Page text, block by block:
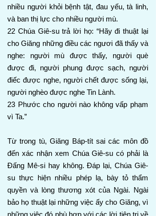
nhiều người khỏi bệnh tật, đau yếu, tà linh,
và ban thị lực cho nhiều người mù.
22 Chúa Giê-su trả lời họ: “Hãy đi thuật lại
cho Giăng những điều các ngươi đã thấy và
nghe: người mù được thấy, người què
được đi, người phung được sạch, người
điếc được nghe, người chết được sống lại,
người nghèo được nghe Tin Lành.
23 Phước cho người nào không vấp phạm
vì Ta.”
Từ trong tù, Giăng Báp-tít sai các môn đồ
đến xác nhận xem Chúa Giê-su có phải là
Đấng Mê-si hay không. Đáp lại, Chúa Giê-
su thực hiện nhiều phép lạ, bày tỏ thẩm
quyền và lòng thương xót của Ngài. Ngài
bảo họ thuật lại những việc ấy cho Giăng, vì
những việc đó phù hợp với các lời tiên tri về